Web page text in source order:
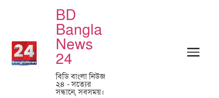
BD
Bangla
News
24
বিডি বাংলা নিউজ
২৪ - সত্যের
সন্ধানে, সবসময়।